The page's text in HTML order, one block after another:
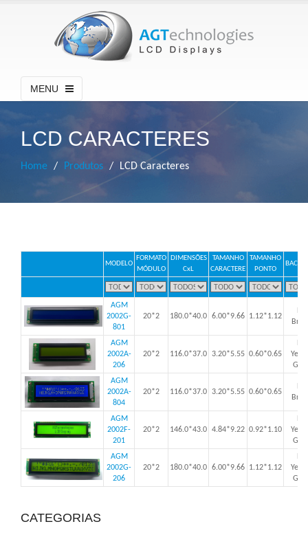
MENU
LCD CARACTERES
Home Produtos LCD Caracteres
MODELO
FORMATO
MÓDULO
DIMENSÕES
CxL
TAMANHO
CARACTERE
TAMANHO
PONTO
AGM
2002G-
801
20*2 180.0*40.0 6.00*9.66 1.12*1.12
AGM
2002A-
206
20*2 116.0*37.0 3.20*5.55 0.60*0.65
AGM
2002A-
804
20*2 116.0*37.0 3.20*5.55 0.60*0.65
AGM
2002F-
201
20*2 146.0*43.0 4.84*9.22 0.92*1.10
AGM
2002G-
206
20*2 180.0*40.0 6.00*9.66 1.12*1.12
CATEGORIAS